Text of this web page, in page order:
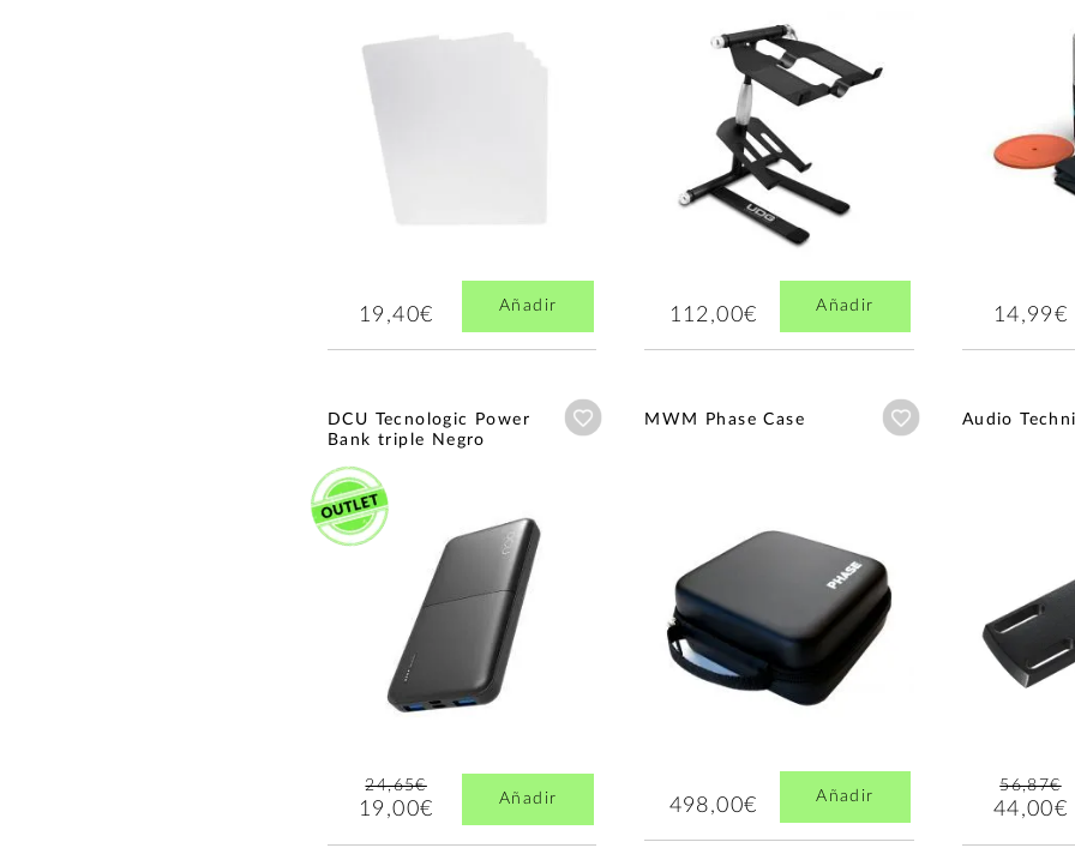
19,40€ Añadir 112,00€ Añadir 14,99€
DCU Tecnologic Power
Bank triple Negro
Añadir a wishlist
24,65€
19,00€ Añadir
MWM Phase Case Añadir a wishlist
498,00€ Añadir
Audio
56,87€
44,00€